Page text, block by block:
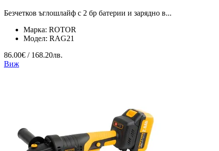
Безчетков ъглошлайф с 2 бр батерии и зарядно в...
Марка: ROTOR
Модел: RAG21
86.00€ / 168.20лв.
Виж